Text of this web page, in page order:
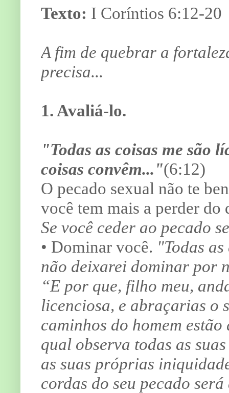
Texto: I Coríntios 6:12-20
A fim de quebrar a
precisa...
1. Avaliá-lo.
"Todas as coisas me são
coisas convêm..."(6:12)
O pecado sexual não te
você tem mais a perder do
Se você ceder ao pecado
• Dominar você. "Todas
não deixarei dominar por
“E por que, filho meu,
licenciosa, e abraçarias o
caminhos do homem
qual observa todas as
as suas próprias
cordas do seu pecado